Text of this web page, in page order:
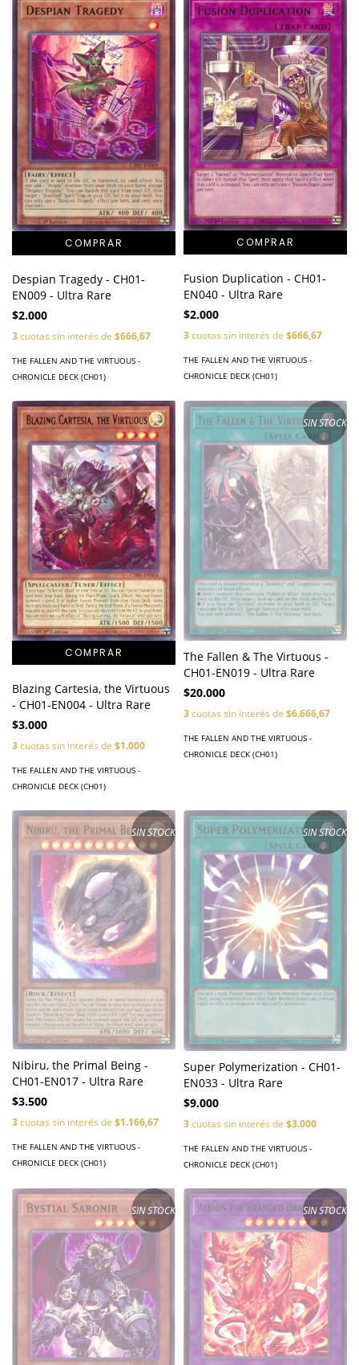
Despian Tragedy - CH01-
EN009 - Ultra Rare
$2.000
3cuotas sin interés de $666,67
THE FALLEN AND THE VIRTUOUS -
CHRONICLE DECK (CH01)
Fusion Duplication - CH01-
EN040 - Ultra Rare
$2.000
3cuotas sin interés de $666,67
THE FALLEN AND THE VIRTUOUS -
CHRONICLE DECK (CH01)
Blazing Cartesia, the Virtuous
- CH01-EN004 - Ultra Rare
$3.000
3cuotas sin interés de $1.000
THE FALLEN AND THE VIRTUOUS -
CHRONICLE DECK (CH01)
SIN STOCK
The Fallen & The Virtuous -
CH01-EN019 - Ultra Rare
$20.000
3cuotas sin interés de $6.666,67
THE FALLEN AND THE VIRTUOUS -
CHRONICLE DECK (CH01)
SIN STOCK
Nibiru, the Primal Being -
CH01-EN017 - Ultra Rare
$3.500
3cuotas sin interés de $1.166,67
THE FALLEN AND THE VIRTUOUS -
CHRONICLE DECK (CH01)
SIN STOCK
Super Polymerization - CH01-
EN033 - Ultra Rare
$9.000
3cuotas sin interés de $3.000
THE FALLEN AND THE VIRTUOUS -
CHRONICLE DECK (CH01)
SIN STOCK SIN STOCK